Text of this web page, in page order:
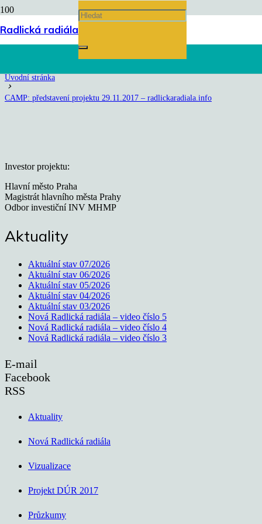
Radlická radiála
CAMP: představení projektu
29.11.2017 – radlickaradiala.info
Úvodní stránka
chevron_right
CAMP: představení projektu 29.11.2017 – radlickaradiala.info
Investor projektu:
Hlavní město Praha
Magistrát hlavního města Prahy
Odbor investiční INV MHMP
Aktuality
Aktuální stav 07/2026
Aktuální stav 06/2026
Aktuální stav 05/2026
Aktuální stav 04/2026
Aktuální stav 03/2026
Nová Radlická radiála – video číslo 5
Nová Radlická radiála – video číslo 4
Nová Radlická radiála – video číslo 3
E-mail
Facebook
RSS
Aktuality
Nová Radlická radiála
Vizualizace
Projekt DÚR 2017
Průzkumy